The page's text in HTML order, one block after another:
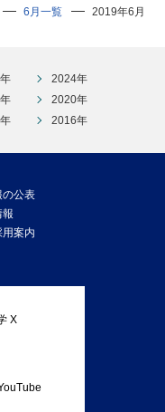
6月一覧
2019年6月
2024年
2020年
2016年
の公表
報
案内
X